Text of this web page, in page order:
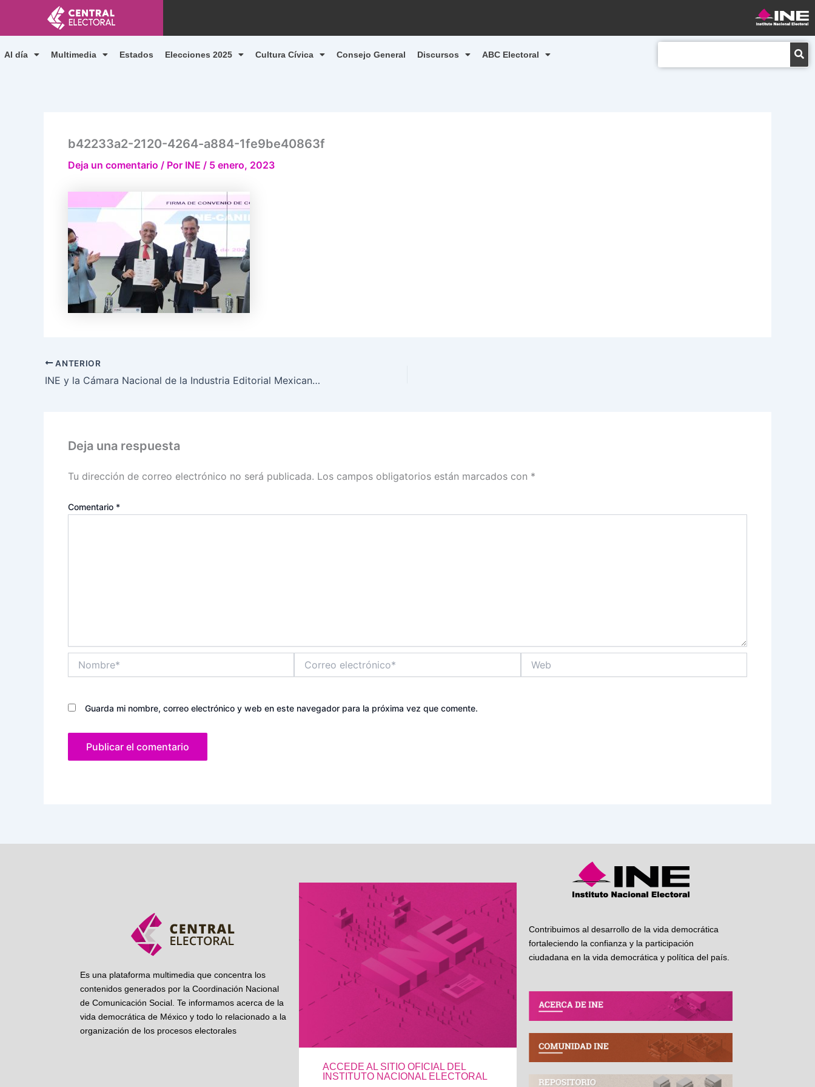
contenido
Al día Multimedia Estados Elecciones 2025 Cultura Cívica Consejo General Discursos ABC Electoral
b42233a2-2120-4264-a884-1fe9be40863f
Deja un comentario / Por INE / 5 enero, 2023
ANTERIOR
INE y la Cámara Nacional de la Industria Editorial Mexicana unen esfuerzos para fortalecer la cultura democrática
Deja una respuesta
Tu dirección de correo electrónico no será publicada. Los campos obligatorios están marcados con *
Comentario *
electrónico*
Guarda mi nombre, correo electrónico y web en este navegador para la próxima vez que comente.
Es una plataforma multimedia que concentra los
contenidos generados por la Coordinación Nacional
de Comunicación Social. Te informamos acerca de la
vida democrática de México y todo lo relacionado a la
organización de los procesos electorales
ACCEDE AL SITIO OFICIAL DEL
INSTITUTO NACIONAL ELECTORAL
Contribuimos al desarrollo de la vida democrática
fortaleciendo la confianza y la participación
ciudadana en la vida democrática y política del país.